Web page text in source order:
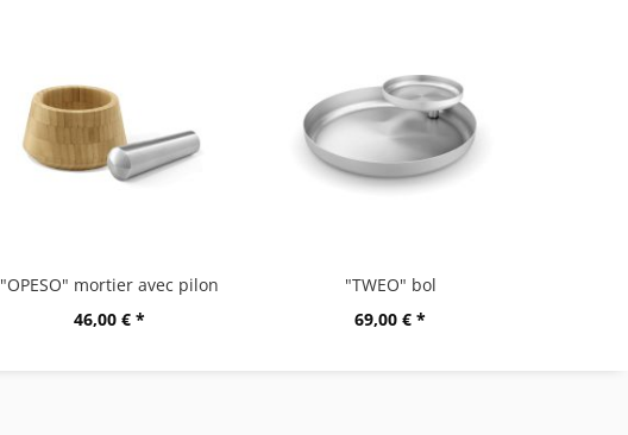
"OPESO" mortier avec pilon
46,00 € *
"TWEO" bol
69,00 € *